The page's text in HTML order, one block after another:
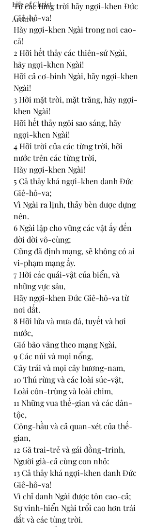
Life of Christ
Archive
Từ các từng trời hãy ngợi-khen Đức
Giê-hô-va!
Hãy ngợi-khen Ngài trong nơi cao-
cả!
2 Hỡi hết thảy các thiên-sứ Ngài,
hãy ngợi-khen Ngài!
Hỡi cả cơ-binh Ngài, hãy ngợi-khen
Ngài!
3 Hỡi mặt trời, mặt trăng, hãy ngợi-
khen Ngài!
Hỡi hết thảy ngôi sao sáng, hãy
ngợi-khen Ngài!
4 Hỡi trời của các từng trời, hỡi
nước trên các từng trời,
Hãy ngợi-khen Ngài!
5 Cả thảy khá ngợi-khen danh Đức
Giê-hô-va;
Vì Ngài ra lịnh, thảy bèn được dựng
nên.
6 Ngài lập cho vững các vật ấy đến
đời đời vô-cùng;
Cũng đã định mạng, sẽ không có ai
vi-phạm mạng ấy.
7 Hỡi các quái-vật của biển, và
những vực sâu,
Hãy ngợi-khen Đức Giê-hô-va từ
nơi đất.
8 Hỡi lửa và mưa đá, tuyết và hơi
nước,
Gió bão vâng theo mạng Ngài,
9 Các núi và mọi nổng,
Cây trái và mọi cây hương-nam,
10 Thú rừng và các loài súc-vật,
Loài côn-trùng và loài chim,
11 Những vua thế-gian và các dân-
tộc,
Công-hầu và cả quan-xét của thế-
gian,
12 Gã trai-trẻ và gái đồng-trinh,
Người già-cả cùng con nhỏ:
13 Cả thảy khá ngợi-khen danh Đức
Giê-hô-va!
Vì chỉ danh Ngài được tôn cao-cả;
Sự vinh-hiển Ngài trổi cao hơn trái
đất và các từng trời.